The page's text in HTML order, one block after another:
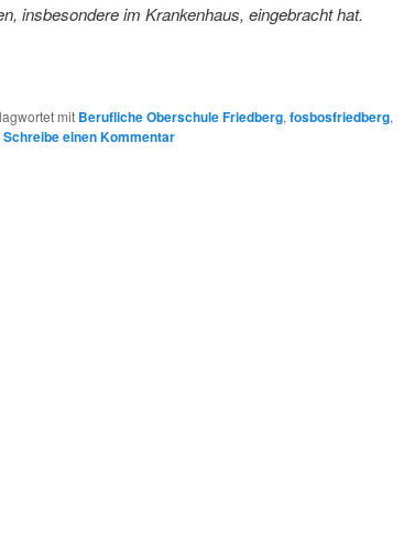
insbesondere im Krankenhaus, eingebracht hat.
mit Berufliche Oberschule Friedberg,fosbosfriedberg,
Schreibe einen Kommentar